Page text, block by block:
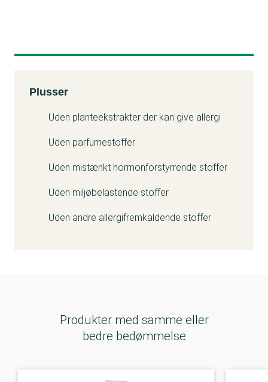
Kemitest
Plusser
Uden planteekstrakter der kan give allergi
Uden parfumestoffer
Uden mistænkt hormonforstyrrende stoffer
Uden miljøbelastende stoffer
Uden andre allergifremkaldende stoffer
Produkter med samme eller
bedre bedømmelse